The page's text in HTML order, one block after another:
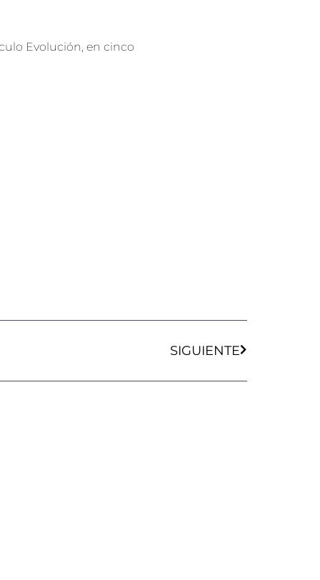
Evolución, en cinco
SIGUIENTE